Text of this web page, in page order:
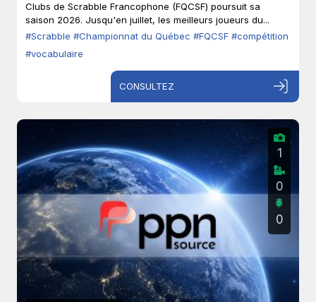
Clubs de Scrabble Francophone (FQCSF) poursuit sa
saison 2026. Jusqu'en juillet, les meilleurs joueurs du...
#Scrabble #Championnat du Québec #FQCSF #compétition
#vocabulaire
CONSULTEZ
1
0
0